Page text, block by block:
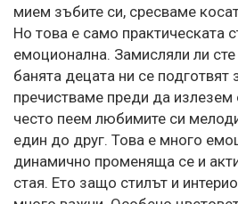
мием зъбите си, сресваме
Но това е само практическата
емоционална. Замисляли ли сте
банята децата ни се
пречистваме преди да
често пеем любимите си
един до друг. Това е много
динамично променяща се и
стая. Ето защо стилът и